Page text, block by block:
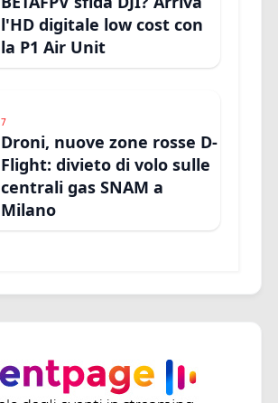
l'HD digitale low cost con
la P1 Air Unit
7
Droni, nuove zone rosse D-
Flight: divieto di volo sulle
centrali gas SNAM a
Milano